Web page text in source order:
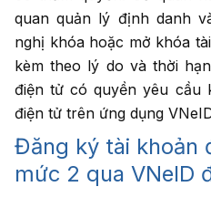
quan quản lý định danh
nghị khóa hoặc mở khóa
kèm theo lý do và thời
điện tử có quyền yêu cầu
điện tử trên ứng dụng
Đăng ký tài khoản
mức 2 qua VNeID